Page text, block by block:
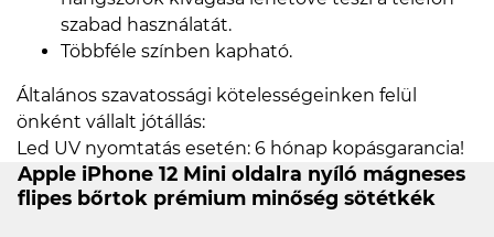
szabad használatát.
Többféle színben kapható.
Általános szavatossági kötelességeinken felül
önként vállalt jótállás:
Led UV nyomtatás esetén: 6 hónap kopásgarancia!
Apple iPhone 12 Mini oldalra nyíló mágneses
flipes bőrtok prémium minőség sötétkék